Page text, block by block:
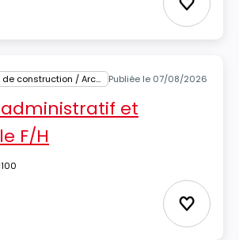
Ajouter
BTP / Matériaux de construction / Architecture Publiée le 07/08/2026
et
F/H
Ajouter